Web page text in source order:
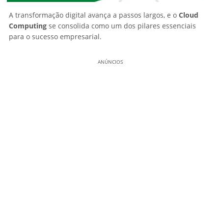
A transformação digital avança a passos largos, e o Cloud
Computing se consolida como um dos pilares essenciais
para o sucesso empresarial.
ANÚNCIOS